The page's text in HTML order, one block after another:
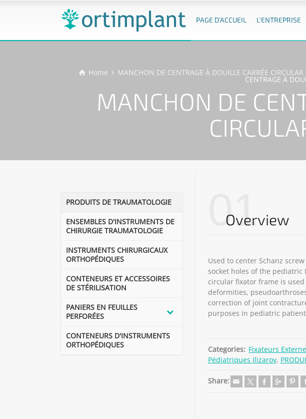
PAGE D’ACCUEIL L’ENTREPRISE
Home MANCHON DE CENTRAGE À DOUILLE CARRÉE CIRCULAR
CENTRAGE À
MANCHON DE
01
Overview
Used to center Schanz
socket holes of the pediatric
circular fixator frame is
deformities,
correction of joint
purposes in pediatric
Categories: Fixateurs
Pédiatriques Ilizarov,
Share:
PRODUITS DE TRAUMATOLOGIE
ENSEMBLES D'INSTRUMENTS DE
CHIRURGIE TRAUMATOLOGIE
INSTRUMENTS CHIRURGICAUX
ORTHOPÉDIQUES
CONTENEURS ET ACCESSOIRES
DE STÉRILISATION
PANIERS EN FEUILLES
PERFORÉES
CONTENEURS D'INSTRUMENTS
ORTHOPÉDIQUES